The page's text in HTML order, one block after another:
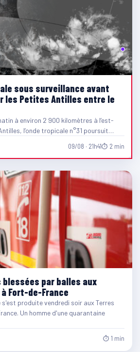
sous surveillance avant
les Petites Antilles entre le
à environ 2 900 kilomètres à l’est-
l’onde tropicale n°31 poursuit…
09/08 · 21h41⏱ 2 min
blessées par balles aux
Fort-de-France
s'est produite vendredi soir aux Terres
Un homme d'une quarantaine
⏱ 1 min